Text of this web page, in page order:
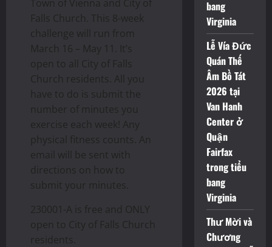
Town of Vienna and City of
Falls Church. This 8-week
challenge will run from
March 16 – May 11. It’s
open to all City of Falls
Church residents. All you
have to do is submit the
number of minutes you
exercise each week! Any
physical fitness counts. An
email will be sent with
directions on how to
submit your minutes.
230001-A is free and ONLY
open to City of Falls Church
residents.
bang
Virginia
Lễ Vía Đức
Quán Thế
Âm Bồ Tát
2026 tại
Van Hanh
Center ở
Quận
Fairfax
trong tiểu
bang
Virginia
Thư Mời và
Chương